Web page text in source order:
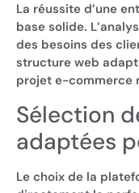
La réussite d’une
base solide.
des besoins des
structure web
projet e-commerce
Sélection
adaptées
Le choix de la